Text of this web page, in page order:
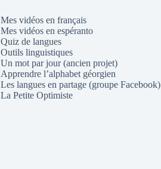
Mes vidéos en français
Mes vidéos en espéranto
Quiz de langues
Outils linguistiques
Un mot par jour (ancien projet)
Apprendre l’alphabet géorgien
Les langues en partage (groupe Facebook)
La Petite Optimiste